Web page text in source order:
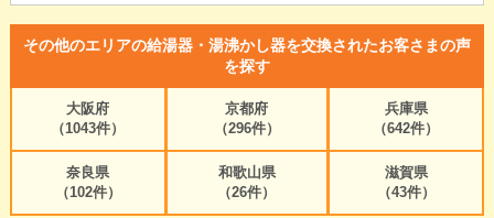
その他のエリアの給湯器・湯沸かし器を交換されたお客さまの声
を探す
大阪府
（1043件）
京都府
（296件）
兵庫県
（642件）
奈良県
（102件）
和歌山県
（26件）
滋賀県
（43件）